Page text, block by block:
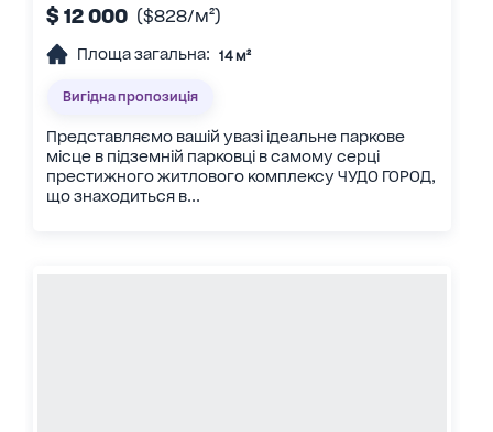
$ 12 000 ($828/м²)
Площа загальна: 14 м²
Вигідна пропозиція
Представляємо вашій увазі ідеальне паркове
місце в підземній парковці в самому серці
престижного житлового комплексу ЧУДО ГОРОД,
що знаходиться в...